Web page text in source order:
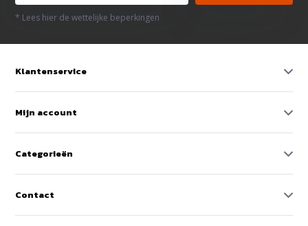
* Lees hier de wettelijke beperkingen
Klantenservice
Mijn account
Categorieën
Contact